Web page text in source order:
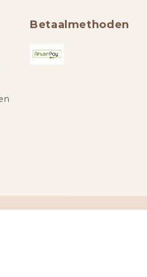
Betaalmethoden